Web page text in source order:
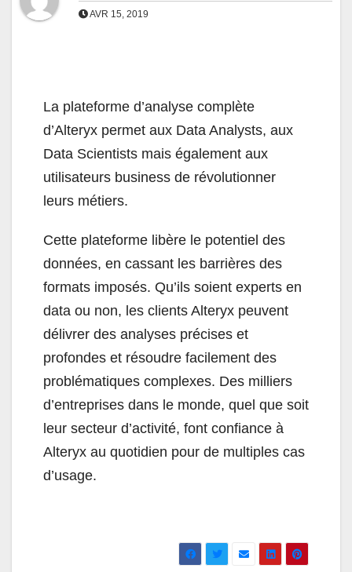
AVR 15, 2019
La plateforme d’analyse complète
d’Alteryx permet aux Data Analysts, aux
Data Scientists mais également aux
utilisateurs business de révolutionner
leurs métiers.
Cette plateforme libère le potentiel des
données, en cassant les barrières des
formats imposés. Qu’ils soient experts en
data ou non, les clients Alteryx peuvent
délivrer des analyses précises et
profondes et résoudre facilement des
problématiques complexes. Des milliers
d’entreprises dans le monde, quel que soit
leur secteur d’activité, font confiance à
Alteryx au quotidien pour de multiples cas
d’usage.